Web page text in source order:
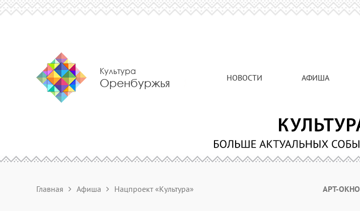
Культура
Оренбуржья НОВОСТИ АФИША
Главная Афиша Нацпроект «Культура» АРТ-ОКНО